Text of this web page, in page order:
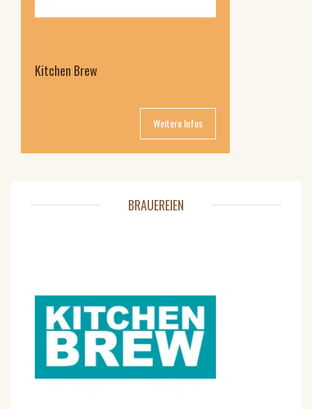
Kitchen Brew
Weitere Infos
BRAUEREIEN